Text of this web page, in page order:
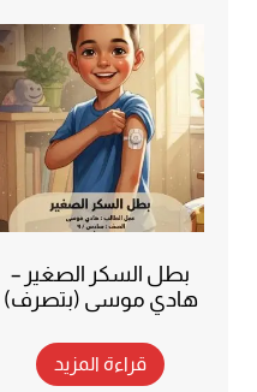
بطل السكر الصغير –
هادي موسى (بتصرف)
قراءة المزيد